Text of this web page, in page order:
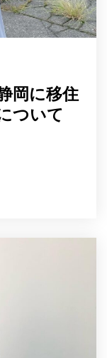
岡に移住
ついて